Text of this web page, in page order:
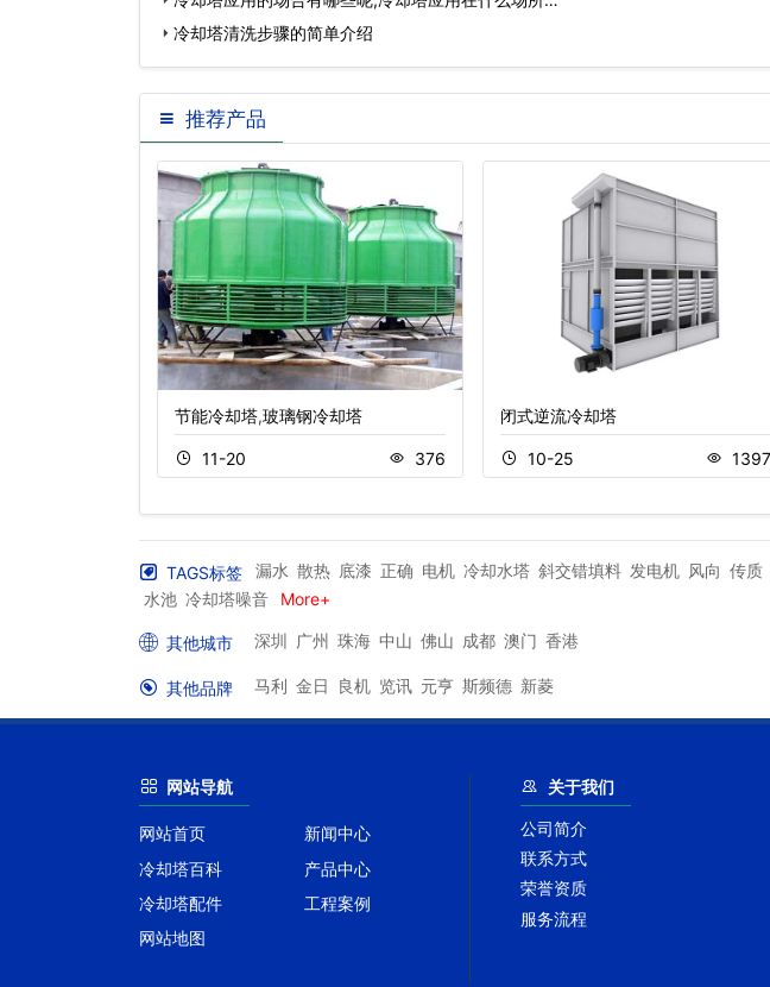
冷却塔清洗步骤的简单介绍
推荐产品
节能冷却塔,玻璃钢冷却塔
11-20 376
闭式逆流冷却塔
10-25 1397
TAGS标签 漏水 散热 底漆 正确 电机 冷却水塔 斜交错填料 发电机 风向 传质
水池 冷却塔噪音 More+
其他城市 深圳 广州 珠海 中山 佛山 成都 澳门 香港
其他品牌 马利 金日 良机 览讯 元亨 斯频德 新菱
网站导航
网站首页
新闻中心
冷却塔百科
产品中心
冷却塔配件
工程案例
网站地图
关于我们
公司简介
联系方式
荣誉资质
服务流程